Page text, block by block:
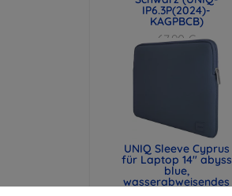
IP6.3P(2024)-
KAGPBCB)
67,90 €
UNIQ Sleeve Cyprus
für Laptop 14" abyss
blue,
wasserabweisendes